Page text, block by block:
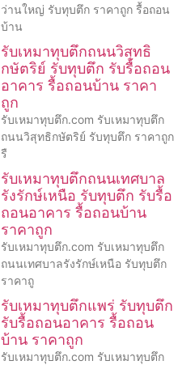
ว่านใหญ่ รับทุบตึก ราคาถูก รื้อถอน
บ้าน
รับเหมาทุบตึกถนนวิสุทธิ
กษัตริย์ รับทุบตึก รับรื้อถอน
อาคาร รื้อถอนบ้าน ราคา
ถูก
รับเหมาทุบตึก.com รับเหมาทุบตึก
ถนนวิสุทธิกษัตริย์ รับทุบตึก ราคาถูก
รื
รับเหมาทุบตึกถนนเทศบาล
รังรักษ์เหนือ รับทุบตึก รับรื้อ
ถอนอาคาร รื้อถอนบ้าน
ราคาถูก
รับเหมาทุบตึก.com รับเหมาทุบตึก
ถนนเทศบาลรังรักษ์เหนือ รับทุบตึก
ราคาถู
รับเหมาทุบตึกแพร่ รับทุบตึก
รับรื้อถอนอาคาร รื้อถอน
บ้าน ราคาถูก
รับเหมาทุบตึก.com รับเหมาทุบตึก